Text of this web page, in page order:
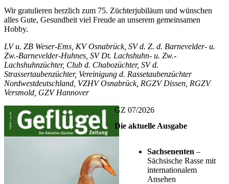
Wir gratulieren herzlich zum 75. Züchterjubiläum und wünschen
alles Gute, Gesundheit viel Freude an unserem gemeinsamen
Hobby.
LV u. ZB Weser-Ems, KV Osnabrück, SV d. Z. d. Barnevelder- u.
Zw.-Barnevelder-Huhnes, SV Dt. Lachshuhn- u. Zw.-
Lachshuhnzüchter, Club d. Chabozüchter, SV d.
Strassertaubenzüchter, Vereinigung d. Rassetaubenzüchter
Nordwestdeutschland, VZHV Osnabrück, RGZV Dissen, RGZV
Versmold, GZV Hannover
GZ 07/2026
Die aktuelle Ausgabe
Sachsenenten –
Sächsische Rasse mit
internationalem
Ansehen